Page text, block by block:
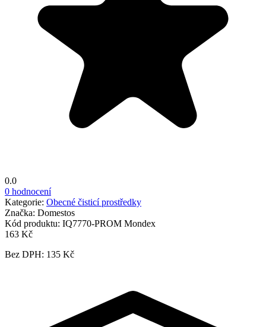
0.0
0 hodnocení
Kategorie: Obecné čisticí prostředky
Značka: Domestos
Kód produktu: IQ7770-PROM Mondex
163 Kč
Bez DPH: 135 Kč